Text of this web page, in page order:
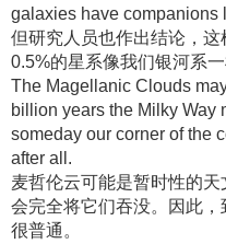
galaxies have companions
但研究人员也作出结论，
0.5%的星系像我们银河系
The Magellanic Clouds
billion years the Milky Way
someday our corner of the
after all.
麦哲伦云可能是暂时性的天
会完全将它们吞没。因此
很普通 。